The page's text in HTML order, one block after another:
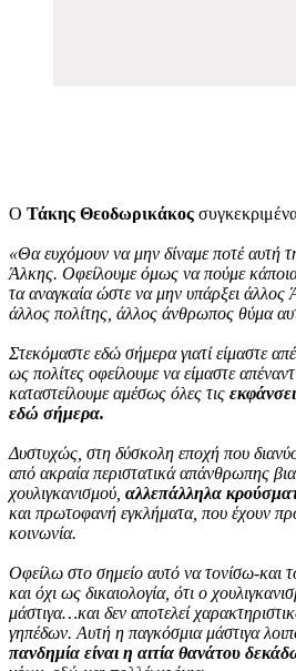
O Τάκης Θεοδωρικάκος
«Θα ευχόμουν να μην δίναμε ποτέ αυτή
Άλκης. Οφείλουμε όμως να πούμε
τα αναγκαία ώστε να μην υπάρξει άλλος
άλλος πολίτης, άλλος άνθρωπος θύμα
Στεκόμαστε εδώ σήμερα γιατί είμαστε
ως πολίτες οφείλουμε να είμαστε
καταστείλουμε αμέσως όλες τις
εδώ σήμερα.
Δυστυχώς, στη δύσκολη εποχή που
από ακραία περιστατικά απάνθρωπης
χουλιγκανισμού, αλλεπάλληλα
και πρωτοφανή εγκλήματα, που έχουν
κοινωνία.
Οφείλω στο σημείο αυτό να τονίσω-
και όχι ως δικαιολογία, ότι ο
μάστιγα…και δεν αποτελεί
γηπέδων. Αυτή η παγκόσμια μάστιγα
πανδημία είναι η αιτία θανάτου